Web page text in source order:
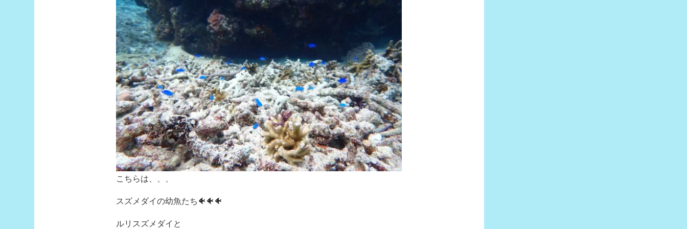
こちらは、、、
スズメダイの幼魚たち🐠🐠🐠
ルリスズメダイと